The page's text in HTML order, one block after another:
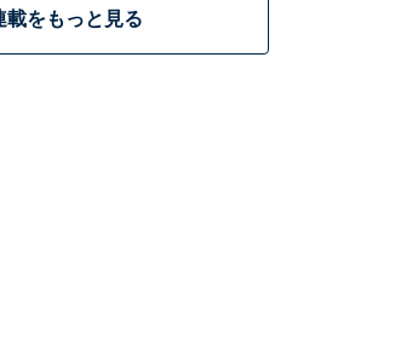
載をもっと見る